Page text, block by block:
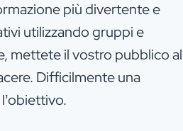
più divertente e
utilizzando gruppi e
mettete il vostro pubblico al
Difficilmente una